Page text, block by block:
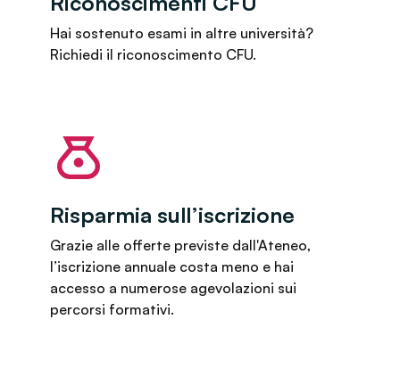
Hai sostenuto esami in altre università?
Richiedi il riconoscimento CFU.
Risparmia sull’iscrizione
Grazie alle offerte previste dall'Ateneo,
l’iscrizione annuale costa meno e hai
accesso a numerose agevolazioni sui
percorsi formativi.